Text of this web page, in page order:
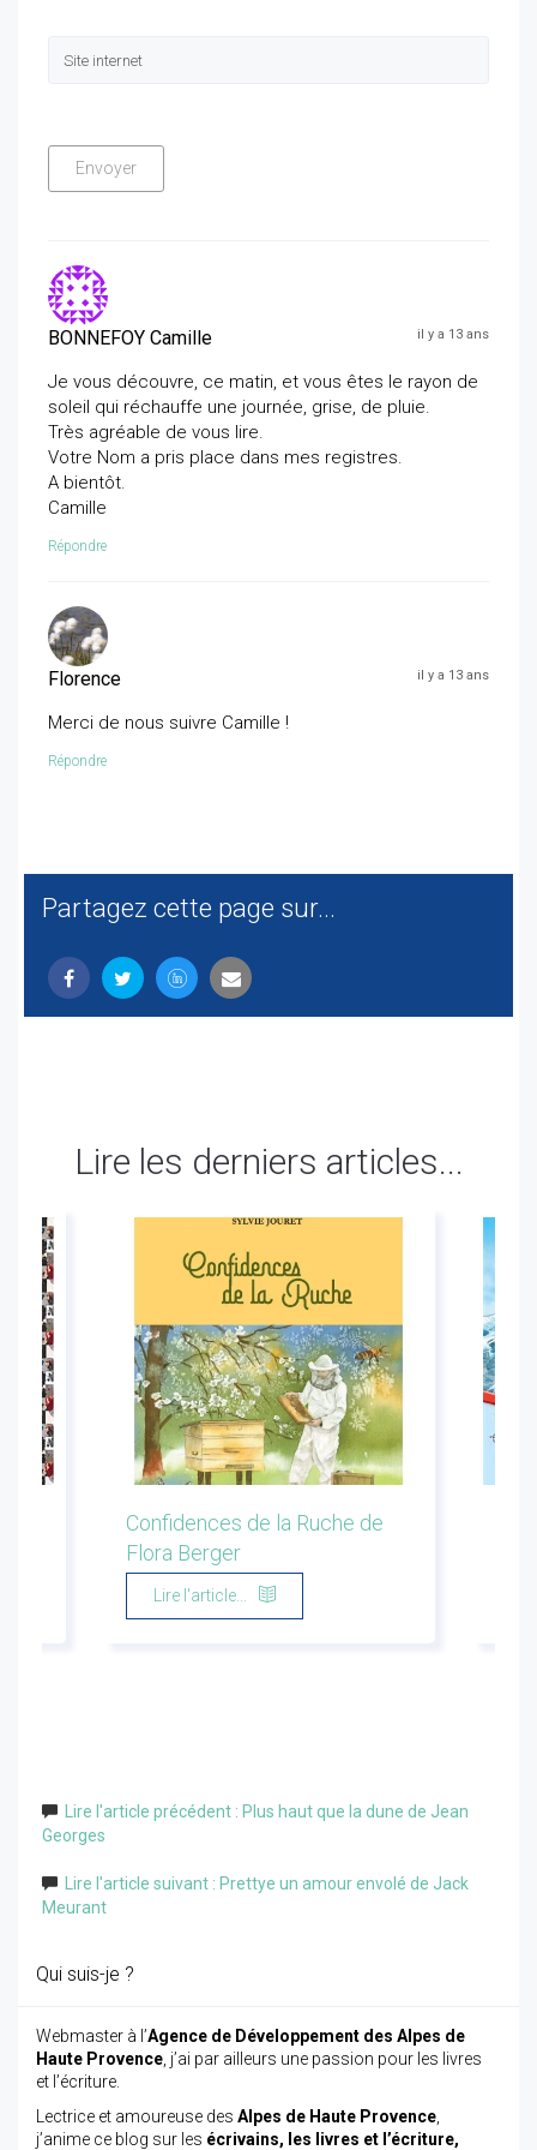
BONNEFOY Camille il y a 13 ans
Je vous découvre, ce matin, et vous êtes le rayon de
soleil qui réchauffe une journée, grise, de pluie.
Très agréable de vous lire.
Votre Nom a pris place dans mes registres.
A bientôt.
Camille
Répondre
Florence il y a 13 ans
Merci de nous suivre Camille !
Répondre
Partagez cette page sur...
Lire les derniers articles...
Confidences de la Ruche de
Flora Berger
Lire l'article...
Lire l'article précédent : Plus haut que la dune de Jean
Georges
Lire l'article suivant : Prettye un amour envolé de Jack
Meurant
Qui suis-je ?
Webmaster à l’Agence de Développement des Alpes de
Haute Provence , j’ai par ailleurs une passion pour les livres
et l’écriture.
Lectrice et amoureuse des Alpes de Haute Provence
j’anime ce blog sur les écrivains, les livres et l’écriture,